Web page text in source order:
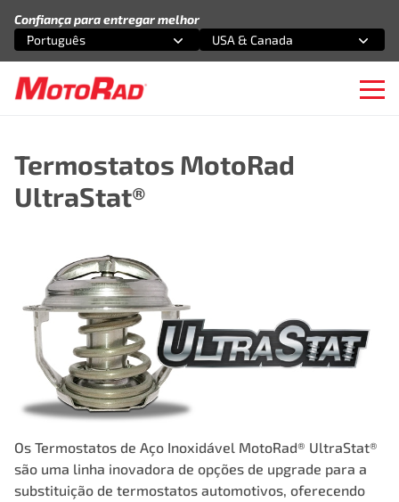
Confiança para entregar melhor
Selecione uma opção
Português
Selecione uma opção
USA & Canada
Termostatos MotoRad
UltraStat®
Os Termostatos de Aço Inoxidável MotoRad® UltraStat®
são uma linha inovadora de opções de upgrade para a
substituição de termostatos automotivos, oferecendo